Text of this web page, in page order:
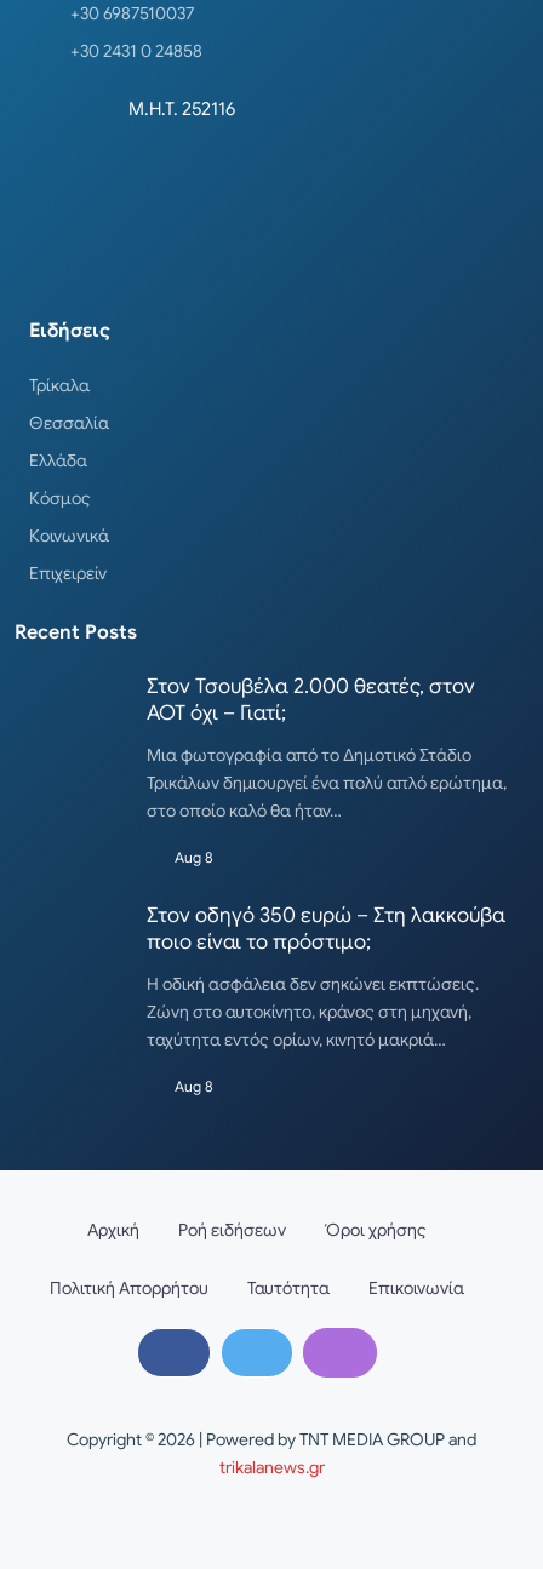
+30 6987510037
+30 2431 0 24858
Μ.Η.Τ. 252116
Ειδήσεις
Τρίκαλα
Θεσσαλία
Ελλάδα
Κόσμος
Κοινωνικά
Επιχειρείν
Recent Posts
Στον Τσουβέλα 2.000 θεατές, στον
ΑΟΤ όχι – Γιατί;
Μια φωτογραφία από το Δημοτικό Στάδιο
Τρικάλων δημιουργεί ένα πολύ απλό ερώτημα,
στο οποίο καλό θα ήταν…
Aug 8
Στον οδηγό 350 ευρώ – Στη λακκούβα
ποιο είναι το πρόστιμο;
Η οδική ασφάλεια δεν σηκώνει εκπτώσεις.
Ζώνη στο αυτοκίνητο, κράνος στη μηχανή,
ταχύτητα εντός ορίων, κινητό μακριά…
Aug 8
Copyright © 2026 | Powered by TNT MEDIA GROUP and
trikalanews.gr
Αρχική Ροή ειδήσεων Όροι χρήσης
Πολιτική Απορρήτου Ταυτότητα Επικοινωνία